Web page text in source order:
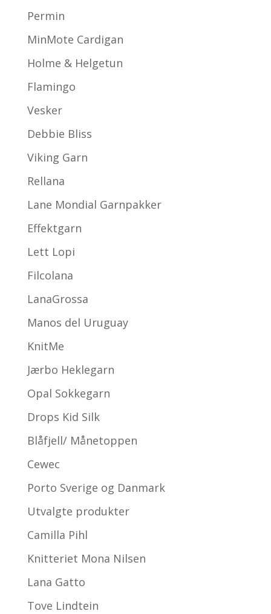
Permin
MinMote Cardigan
Holme & Helgetun
Flamingo
Vesker
Debbie Bliss
Viking Garn
Rellana
Lane Mondial Garnpakker
Effektgarn
Lett Lopi
Filcolana
LanaGrossa
Manos del Uruguay
KnitMe
Jærbo Heklegarn
Opal Sokkegarn
Drops Kid Silk
Blåfjell/ Månetoppen
Cewec
Porto Sverige og Danmark
Utvalgte produkter
Camilla Pihl
Knitteriet Mona Nilsen
Lana Gatto
Tove Lindtein